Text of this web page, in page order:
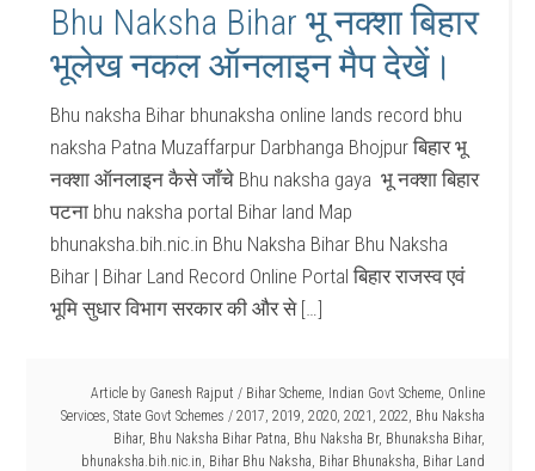
Bhu Naksha Bihar भू नक्शा बिहार
भूलेख नकल ऑनलाइन मैप देखें।
Bhu naksha Bihar bhunaksha online lands record bhu
naksha Patna Muzaffarpur Darbhanga Bhojpur बिहार भू
नक्शा ऑनलाइन कैसे जाँचे Bhu naksha gaya भू नक्शा बिहार
पटना bhu naksha portal Bihar land Map
bhunaksha.bih.nic.in Bhu Naksha Bihar Bhu Naksha
Bihar | Bihar Land Record Online Portal बिहार राजस्व एवं
भूमि सुधार विभाग सरकार की और से […]
Article by Ganesh Rajput / Bihar Scheme, Indian Govt Scheme, Online
Services, State Govt Schemes / 2017, 2019, 2020, 2021 , 2022, Bhu Naksha
Bihar, Bhu Naksha Bihar Patna, Bhu Naksha Br, Bhunaksha Bihar,
bhunaksha.bih.nic.in, Bihar Bhu Naksha, Bihar Bhunaksha, Bihar Land